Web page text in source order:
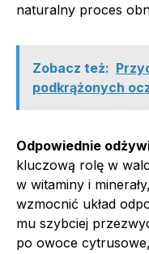
naturalny proces
Zobacz też:
podkrążonych
Odpowiednie
kluczową rolę w
w witaminy i
wzmocnić układ
mu szybciej
po owoce